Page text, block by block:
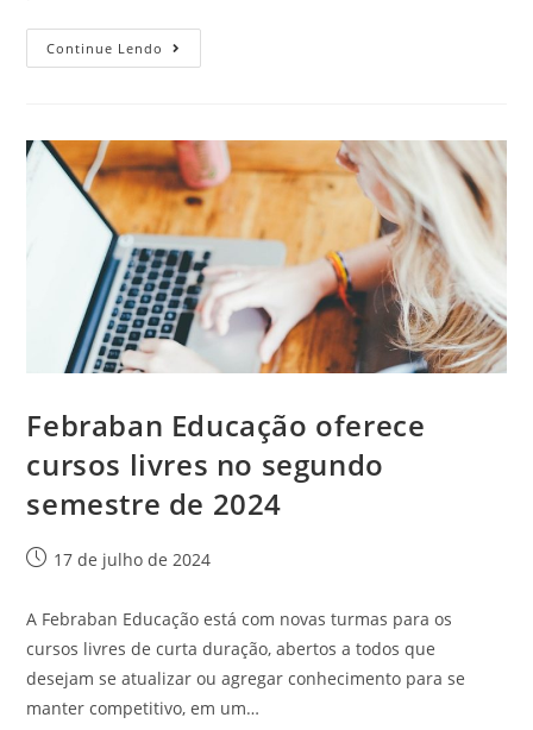
Continue Lendo
Febraban Educação oferece
cursos livres no segundo
semestre de 2024
17 de julho de 2024
A Febraban Educação está com novas turmas para os
cursos livres de curta duração, abertos a todos que
desejam se atualizar ou agregar conhecimento para se
manter competitivo, em um…